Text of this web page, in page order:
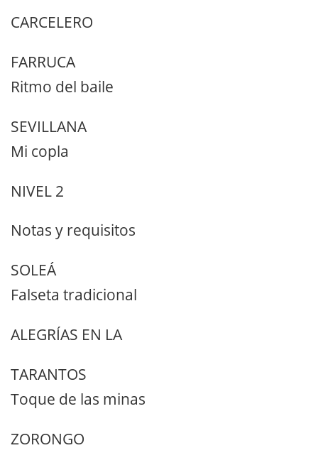
CARCELERO
FARRUCA
Ritmo del baile
SEVILLANA
Mi copla
NIVEL 2
Notas y requisitos
SOLEÁ
Falseta tradicional
ALEGRÍAS EN LA
TARANTOS
Toque de las minas
ZORONGO